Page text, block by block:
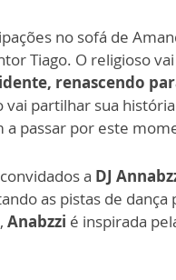
no sofá de
Tiago. O religioso
renascendo
vai partilhar sua
a passar por este
a DJ
as pistas de
Anabzzi é inspirada